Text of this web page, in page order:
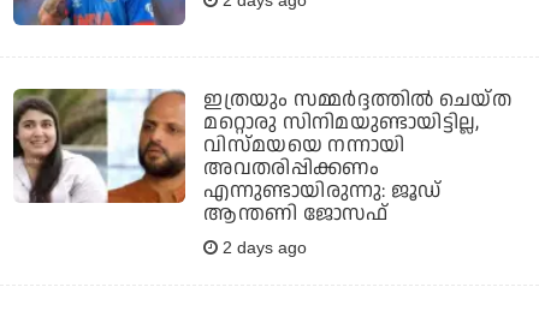
ഇത്രയും സമ്മർദ്ദത്തിൽ ചെയ്ത
മറ്റൊരു സിനിമയുണ്ടായിട്ടില്ല,
വിസ്മയയെ നന്നായി
അവതരിപ്പിക്കണം
എന്നുണ്ടായിരുന്നു: ജൂഡ്
ആന്തണി ജോസഫ്
2 days ago